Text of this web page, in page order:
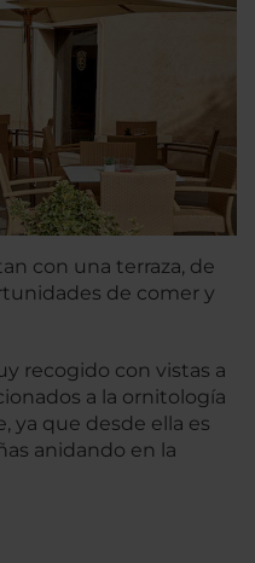
con una terraza, de
de comer y
recogido con vistas a
a la ornitología
ya que desde ella es
anidando en la